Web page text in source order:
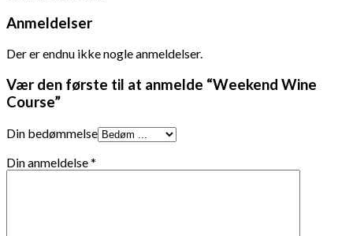
Anmeldelser
Der er endnu ikke nogle anmeldelser.
Vær den første til at anmelde “Weekend Wine
Course”
Din bedømmelse
Din anmeldelse*